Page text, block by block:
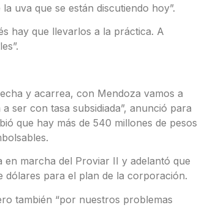
uva que se están discutiendo hoy”.
hay que llevarlos a la práctica. A
y acarrea, con Mendoza vamos a
ser con tasa subsidiada”, anunció para
que hay más de 540 millones de pesos
marcha del Proviar II y adelantó que
dólares para el plan de la corporación.
también “por nuestros problemas